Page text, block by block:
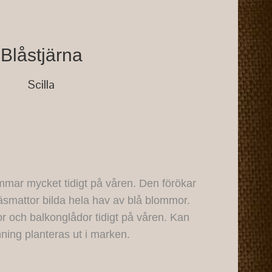
Blåstjärna
Scilla
mycket tidigt på våren. Den förökar
bilda hela hav av blå blommor.
och balkonglådor tidigt på våren. Kan
planteras ut i marken.